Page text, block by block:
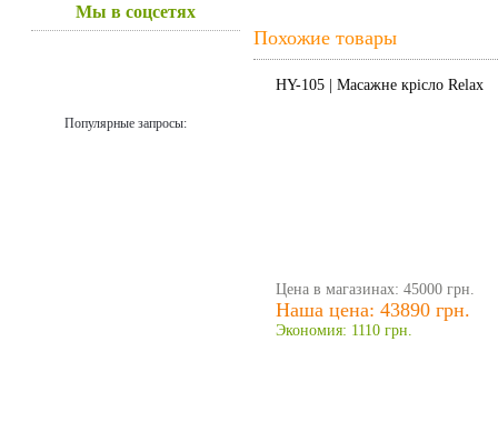
Мы в соцсетях
Популярные запросы:
Похожие товары
HY-105 | Масажне крісло Relax
Цена в магазинах: 45000 грн.
Наша цена: 43890 грн.
Экономия: 1110 грн.